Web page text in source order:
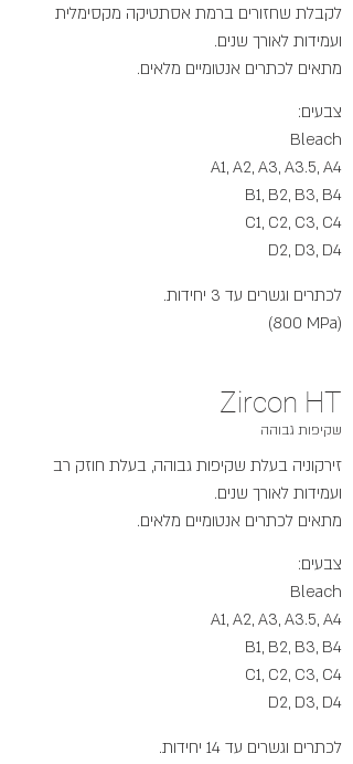
לקבלת שחזורים ברמת אסתטיקה מקסימלית
ועמידות לאורך שנים.
מתאים לכתרים אנטומיים מלאים.
צבעים:
Bleach
A1, A2, A3, A3.5, A4
B1, B2, B3, B4
C1, C2, C3, C4
D2, D3, D4
לכתרים וגשרים עד 3 יחידות.
(800 MPa)
Zircon HT
שקיפות גבוהה
זירקוניה בעלת שקיפות גבוהה, בעלת חוזק רב
ועמידות לאורך שנים.
מתאים לכתרים אנטומיים מלאים.
צבעים:
Bleach
A1, A2, A3, A3.5, A4
B1, B2, B3, B4
C1, C2, C3, C4
D2, D3, D4
לכתרים וגשרים עד 14 יחידות.